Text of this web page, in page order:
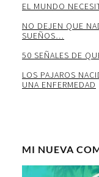
EL MUNDO
NO DEJEN QUE
SUEÑOS…
50 SEÑALES DE
LOS PAJAROS
UNA ENFERMEDAD
MI NUEVA